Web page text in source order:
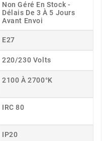
Non Géré En Stock -
Délais De 3 À 5 Jours
Avant Envoi
E27
220/230 Volts
2100 À 2700°K
IRC 80
IP20